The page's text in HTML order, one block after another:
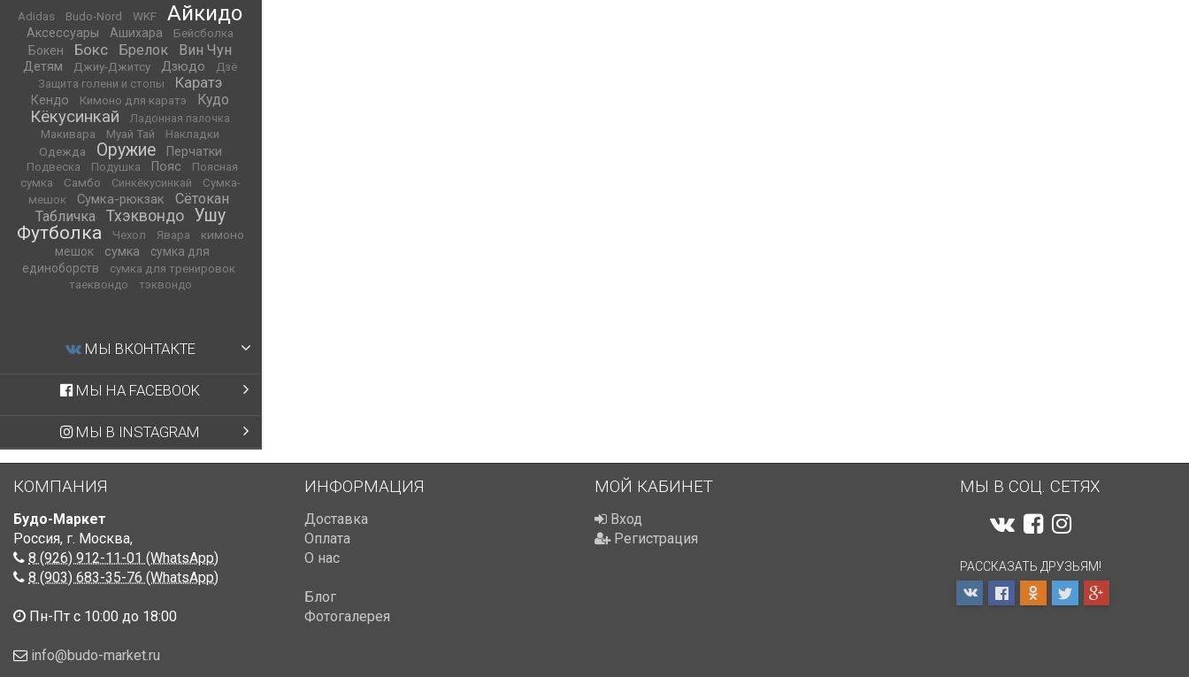
Adidas Budo-Nord WKF Айкидо
Аксессуары Ашихара Бейсболка
Бокен Бокс Брелок Вин Чун
Детям Джиу-Джитсу Дзюдо
Дзё
Защита голени и стопы
Каратэ
Кендо Кимоно для каратэ Кудо
Кёкусинкай
Ладонная палочка
Макивара
Муай Тай Накладки
Одежда Оружие Перчатки
Подвеска Подушка Пояс
Поясная
сумка
Самбо Синкёкусинкай
Сумка-
мешок
Сумка-рюкзак
Сётокан
Табличка
Тхэквондо Ушу
Футболка Чехол Явара
кимоно
мешок
сумка
сумка для
единоборств
сумка для тренировок
таеквондо
тэквондо
МЫ ВКОНТАКТЕ
МЫ НА FACEBOOK
МЫ В INSTAGRAM
КОМПАНИЯ
Будо-Маркет
Россия, г. Москва,
8 (926) 912-11-01 (WhatsApp)
8 (903) 683-35-76 (WhatsApp)
Пн-Пт с 10:00 до 18:00
info@budo-market.ru
ИНФОРМАЦИЯ
Доставка
Оплата
О нас
Блог
Фотогалерея
МОЙ КАБИНЕТ
Вход
Регистрация
МЫ В СОЦ. СЕТЯХ
РАССКАЗАТЬ ДРУЗЬЯМ!